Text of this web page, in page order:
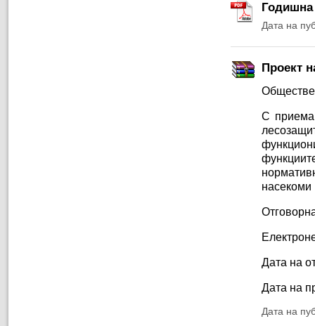
Годишна
Дата на
Проект
С
насекоми
Дата на
Дата на
Дата на